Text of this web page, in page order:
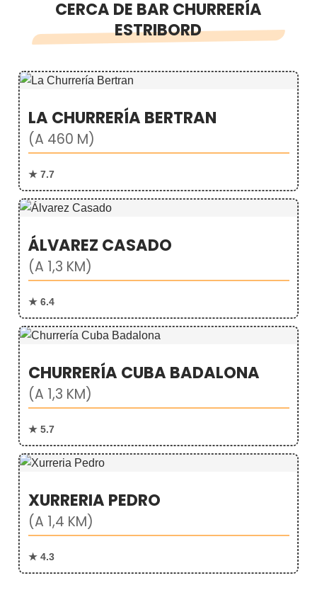
CERCA DE BAR CHURRERÍA
ESTRIBORD
LA CHURRERÍA BERTRAN
(A 460 M)
★ 7.7
ÁLVAREZ CASADO
(A 1,3 KM)
★ 6.4
CHURRERÍA CUBA BADALONA
(A 1,3 KM)
★ 5.7
XURRERIA PEDRO
(A 1,4 KM)
★ 4.3